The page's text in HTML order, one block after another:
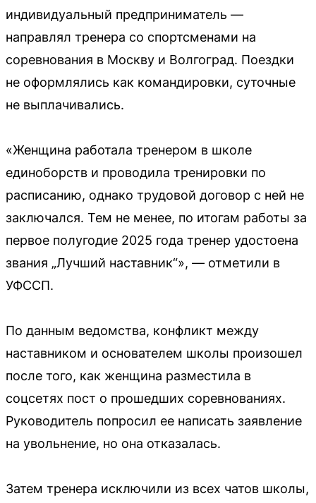
индивидуальный предприниматель —
направлял тренера со спортсменами на
соревнования в Москву и Волгоград. Поездки
не оформлялись как командировки, суточные
не выплачивались.
«Женщина работала тренером в школе
единоборств и проводила тренировки по
расписанию, однако трудовой договор с ней не
заключался. Тем не менее, по итогам работы за
первое полугодие 2025 года тренер удостоена
звания „Лучший наставник“», — отметили в
УФССП.
По данным ведомства, конфликт между
наставником и основателем школы произошел
после того, как женщина разместила в
соцсетях пост о прошедших соревнованиях.
Руководитель попросил ее написать заявление
на увольнение, но она отказалась.
Затем тренера исключили из всех чатов школы,